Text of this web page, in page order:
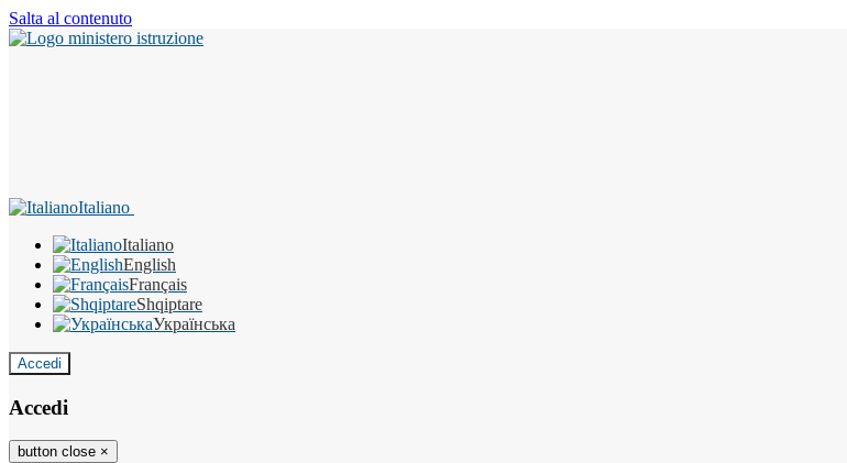
Salta al contenuto
Italiano
Italiano
English
Français
Shqiptare
Українська
Accedi
Accedi
button close ×